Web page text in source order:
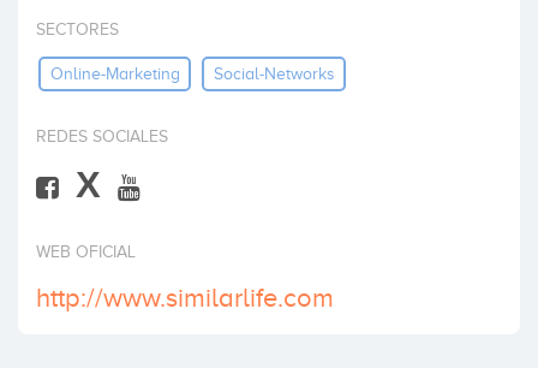
Invertir
SECTORES
Online-Marketing Social-Networks
REDES SOCIALES
X
WEB OFICIAL
http://www.similarlife.com